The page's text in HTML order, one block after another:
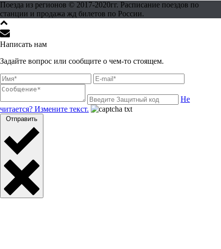
Поезда из регионов © 2017-2020гг. Расписание поездов по
станции и продажа жд билетов по России.
Написать нам
Задайте вопрос или сообщите о чем-то стоящем.
Не
читается? Измените текст.
Отправить